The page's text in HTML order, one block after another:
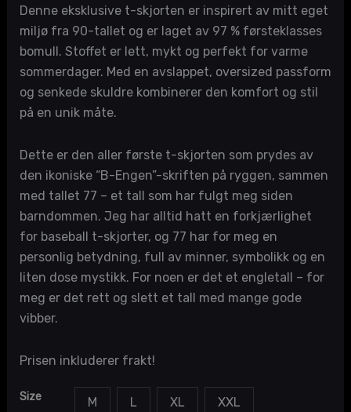
Denne eksklusive t-skjorten er inspirert av mitt eget
miljø fra 90-tallet og er laget av 97 % førsteklasses
bomull. Stoffet er lett, mykt og perfekt for varme
sommerdager. Med en avslappet, oversized passform
og senkede skuldre kombinerer den komfort og stil
på en unik måte.
Dette er den aller første t-skjorten som prydes av
den ikoniske “B-Engen”-skriften på ryggen, sammen
med tallet 77 – et tall som har fulgt meg siden
barndommen. Jeg har alltid hatt en forkjærlighet
for baseball t-skjorter, og 77 har for meg en
personlig betydning, full av minner, symbolikk og en
liten dose mystikk. For noen er det et engletall – for
meg er det rett og slett et tall med mange gode
vibber.
Prisen inkluderer frakt!
Size M L XL XXL